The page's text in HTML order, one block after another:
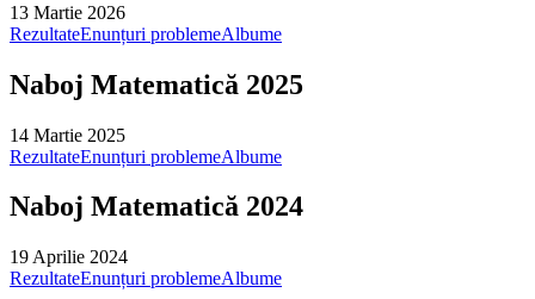
13 Martie 2026
RezultateEnunțuri problemeAlbume
Naboj Matematică 2025
14 Martie 2025
RezultateEnunțuri problemeAlbume
Naboj Matematică 2024
19 Aprilie 2024
RezultateEnunțuri problemeAlbume